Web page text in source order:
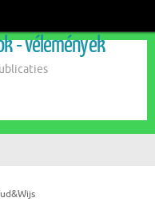
- vélemények